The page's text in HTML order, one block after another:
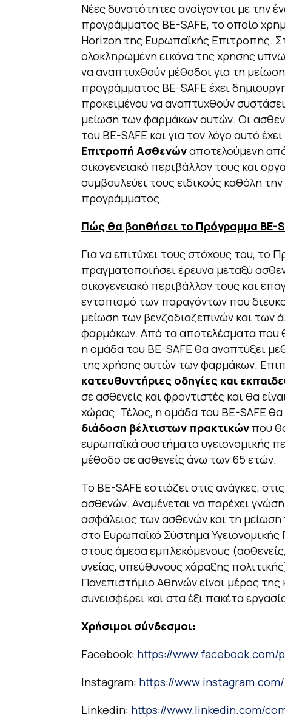
Νέες δυνατότητες ανοίγονται με την
προγράμματος BE-SAFE, το οποίο
Horizon της Ευρωπαϊκής Επιτροπής.
ολοκληρωμένη εικόνα της χρήσης
να αναπτυχθούν μέθοδοι για τη
προγράμματος BE-SAFE έχει
προκειμένου να αναπτυχθούν
μείωση των φαρμάκων αυτών. Οι
του BE-SAFE και για τον λόγο αυτό
Επιτροπή Ασθενώναποτελούμενη
οικογενειακό περιβάλλον τους και
συμβουλεύει τους ειδικούς καθόλη
προγράμματος.
Πώς θα βοηθήσει το Πρόγραμμα BE-
Για να επιτύχει τους στόχους του, το
πραγματοποιήσει έρευνα μεταξύ
οικογενειακό περιβάλλον τους και
εντοπισμό των παραγόντων που
μείωση των βενζοδιαζεπινών και των
φαρμάκων. Από τα αποτελέσματα που
η ομάδα του BE-SAFE θα αναπτύξει
της χρήσης αυτών των φαρμάκων.
κατευθυντήριες οδηγίες και
σε ασθενείς και φροντιστές και θα
χώρας. Τέλος, η ομάδα του BE-SAFE
διάδοση βέλτιστων πρακτικώνπου
ευρωπαϊκά συστήματα υγειονομικής
μέθοδο σε ασθενείς άνω των 65 ετών.
Το BE-SAFE εστιάζει στις ανάγκες,
ασθενών. Αναμένεται να παρέχει
ασφάλειας των ασθενών και τη
στο Ευρωπαϊκό Σύστημα
στους άμεσα εμπλεκόμενους
υγείας, υπεύθυνους χάραξης
Πανεπιστήμιο Αθηνών είναι μέρος της
συνεισφέρει και στα έξι πακέτα
Χρήσιμοι σύνδεσμοι:
Facebook: https://www.facebook.com/
Instagram: https://
Linkedin: https://www.linkedin.com/